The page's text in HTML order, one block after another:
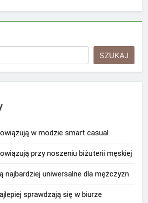
SZUKAJ
w modzie smart casual
przy noszeniu biżuterii męskiej
najbardziej uniwersalne dla mężczyzn
sprawdzają się w biurze